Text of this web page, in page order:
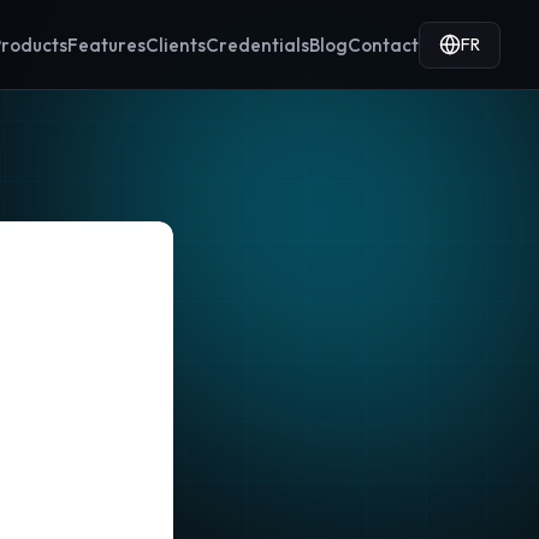
FeaturesClientsCredentialsBlogContact FR